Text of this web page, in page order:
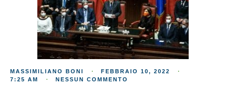
MASSIMILIANO BONI
FEBBRAIO 10, 2022
7:25 AM
NESSUN COMMENTO